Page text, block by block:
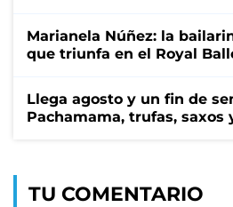
Marianela Núñez: la
que triunfa en el Royal
Llega agosto y un fin de
Pachamama, trufas, saxos
TU COMENTARIO